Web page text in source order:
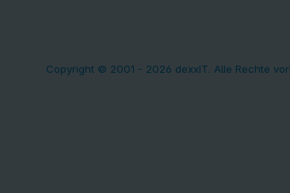
Copyright © 2001 - 2026 dexxIT. Alle Rechte